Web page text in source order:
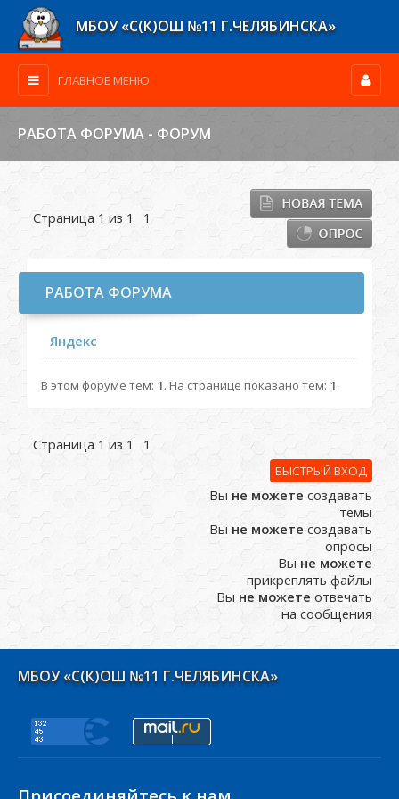
МБОУ «С(К)ОШ №11 Г.ЧЕЛЯБИНСКА»
ГЛАВНОЕ МЕНЮ
РАБОТА ФОРУМА - ФОРУМ
Страница 1 из 1 1
РАБОТА ФОРУМА
Яндекс
В этом форуме тем: 1. На странице показано тем: 1.
Страница 1 из 1 1
Вы не можете создавать
темы
Вы не можете создавать
опросы
Вы не можете
прикреплять файлы
Вы не можете отвечать
на сообщения
МБОУ «С(К)ОШ №11 Г.ЧЕЛЯБИНСКА»